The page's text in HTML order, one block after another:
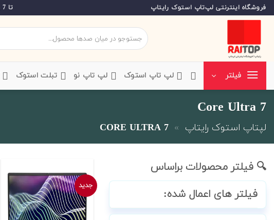
Skip
to
فروشگاه اینترنتی لپ‌تاپ استوک رایتاپ تا 7 روز مهلت تست بی قید و شرط و دوماه گارانتی رایگان
جستجو
برای:
فیلتر ‌لپ تاپ استوک ‌لپ تاپ نو ‌ تبلت استوک
Core Ultra 7
لپتاپ استوک رایتاپ »
CORE ULTRA 7
🔍 فیلتر محصولات براساس
فیلتر های اعمال شده:
جدید